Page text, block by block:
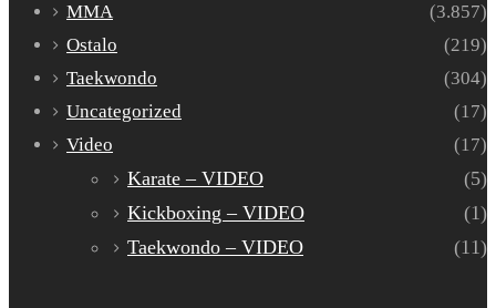
MMA
(3.857)
Ostalo
(219)
Taekwondo
(304)
Uncategorized
(17)
Video
(17)
Karate – VIDEO
(5)
Kickboxing – VIDEO
(1)
Taekwondo – VIDEO
(11)